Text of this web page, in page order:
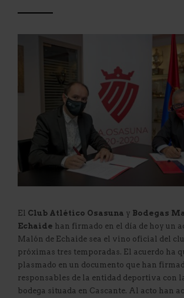
El Club Atlético Osasuna y Bodegas
Echaide han firmado en el día de hoy un
Malón de Echaide sea el vino oficial del
próximas tres temporadas. El acuerdo ha
plasmado en un documento que han
responsables de la entidad deportiva con
bodega situada en Cascante. Al acto han